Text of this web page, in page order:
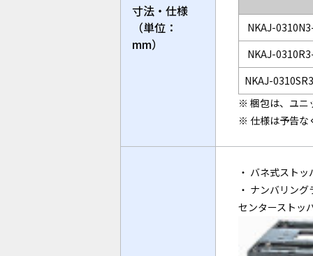
寸法・仕様
（単位：
mm）
NKAJ-
NKAJ-
NKAJ-
※ 梱包は、ユニ
※ 仕様は予告な
・ バネ式ストッ
・ ナンバリング
センターストッ